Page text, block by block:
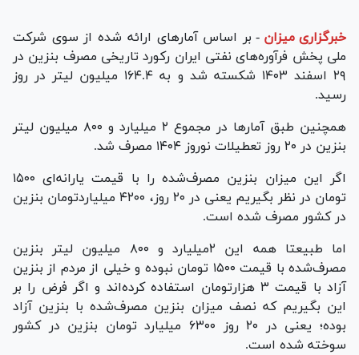
خبرگزاری میزان - بر اساس آمار‌های ارائه شده از سوی شرکت
ملی پخش فرآوره‌های نفتی ایران رکورد تاریخی مصرف بنزین در
۲۹ اسفند ۱۴۰۳ شکسته شد و به ۱۶۴.۴ میلیون لیتر در روز
رسید.
همچنین طبق آمار‌ها در مجموع ۲ میلیارد و ۸۰۰ میلیون لیتر
بنزین در ۲۰ روز تعطیلات نوروز ۱۴۰۴ مصرف شد.
اگر این میزان بنزین مصرف‌شده را با قیمت یارانه‌ای ۱۵۰۰
تومان در نظر بگیریم یعنی در ۲۰ روز، ۴۲۰۰ میلیاردتومان بنزین
در کشور مصرف شده است.
اما طبیعتا همه این ۲میلیارد و ۸۰۰ میلیون لیتر بنزین
مصرف‌شده با قیمت ۱۵۰۰ تومان نبوده و خیلی از مردم از بنزین
آزاد با قیمت ۳ هزارتومان استفاده کرد‌ه‌اند و اگر فرض را بر
این بگیریم که نصف میزان بنزین مصرف‌شده با بنزین آزاد
بوده؛ یعنی در ۲۰ روز ۶۳۰۰ میلیارد تومان بنزین در کشور
سوخته شده است.